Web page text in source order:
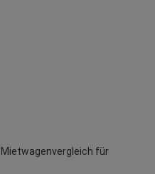
Mietwagenvergleich für